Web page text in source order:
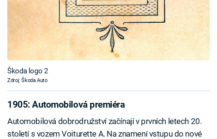
Škoda logo 2
Zdroj: Škoda Auto
1905: Automobilová premiéra
Automobilová dobrodružství začínají v prvních letech 20.
století s vozem Voiturette A. Na znamení vstupu do nové